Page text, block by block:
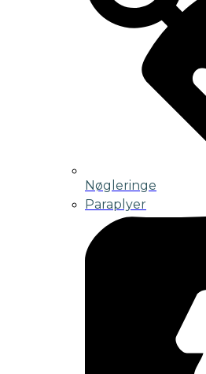
Nøgleringe
Paraplyer